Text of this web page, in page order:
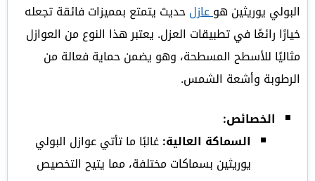
البولي يوريثين هوعازلحديث يتمتع بمميزات فائقة تجعله
خيارًا رائعًا في تطبيقات العزل. يعتبر هذا النوع من العوازل
مثاليًا للأسطح المسطحة، وهو يضمن حماية فعالة من
الرطوبة وأشعة الشمس.
الخصائص:
السماكة العالية:غالبًا ما تأتي عوازل البولي
يوريثين بسماكات مختلفة، مما يتيح التخصيص